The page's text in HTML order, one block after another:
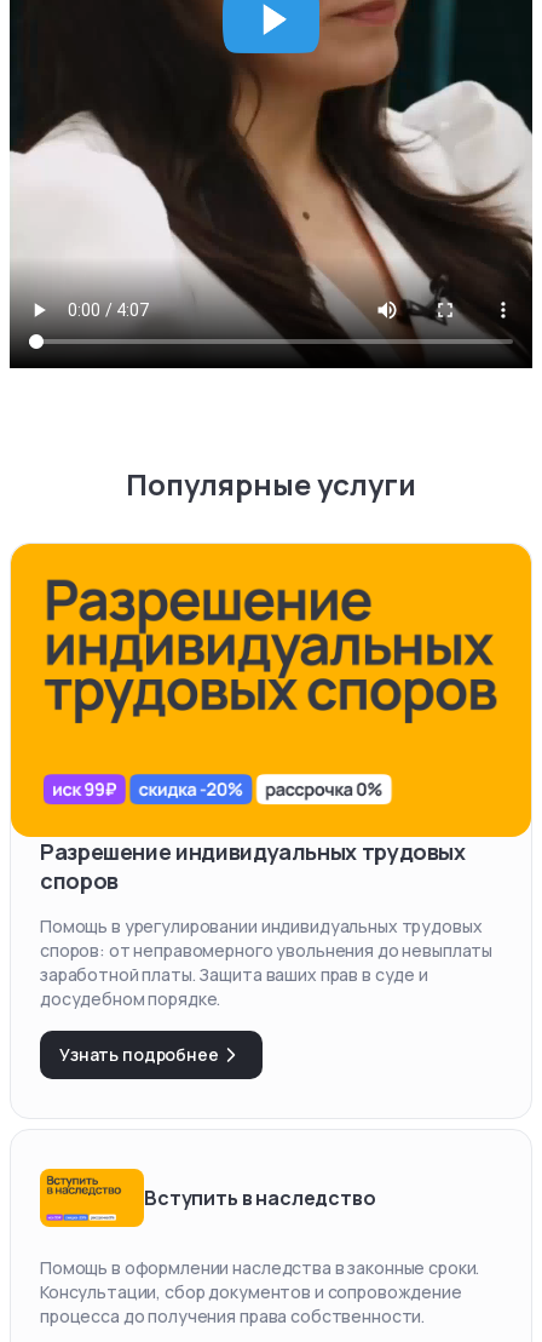
Популярные услуги
Разрешение индивидуальных трудовых
споров
Помощь в урегулировании индивидуальных трудовых
споров: от неправомерного увольнения до невыплаты
заработной платы. Защита ваших прав в суде и
досудебном порядке.
Узнать подробнее
Вступить в наследство
Помощь в оформлении наследства в законные сроки.
Консультации, сбор документов и сопровождение
процесса до получения права собственности.